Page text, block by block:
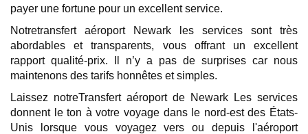
payer une fortune pour un excellent service.
Notretransfert aéroport Newark les services sont très
abordables et transparents, vous offrant un excellent
rapport qualité-prix. Il n’y a pas de surprises car nous
maintenons des tarifs honnêtes et simples.
Laissez notreTransfert aéroport de Newark Les services
donnent le ton à votre voyage dans le nord-est des États-
Unis lorsque vous voyagez vers ou depuis l'aéroport